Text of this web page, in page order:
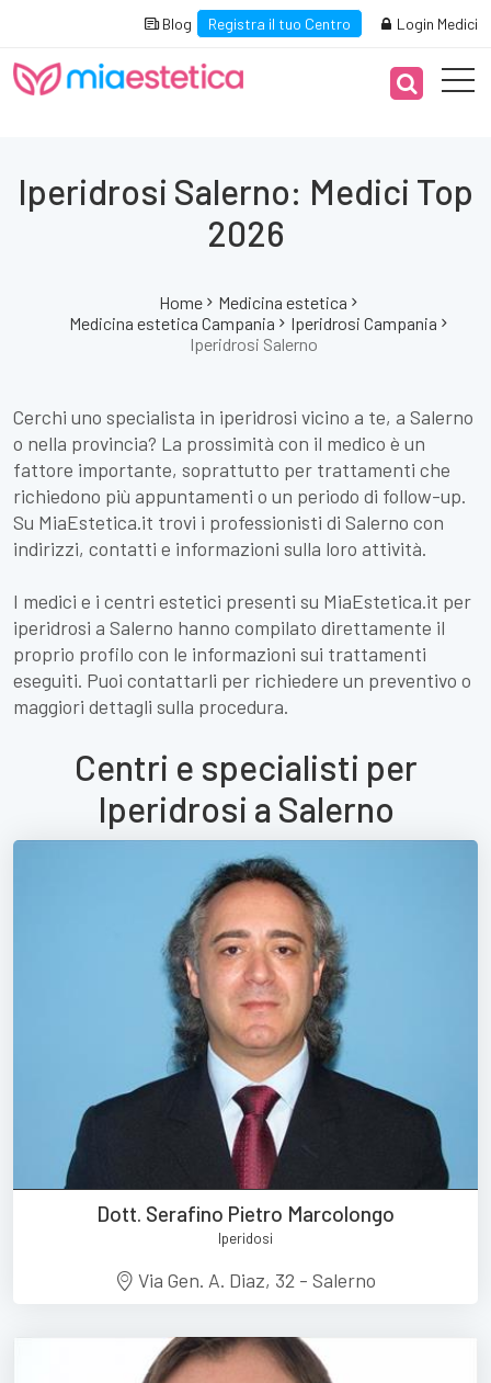
Blog Registra il tuo Centro Login Medici
Iperidrosi Salerno: Medici Top
2026
Home
Medicina estetica
Medicina estetica Campania
Iperidrosi Campania
Iperidrosi Salerno
Cerchi uno specialista in iperidrosi vicino a te, a Salerno
o nella provincia? La prossimità con il medico è un
fattore importante, soprattutto per trattamenti che
richiedono più appuntamenti o un periodo di follow-up.
Su MiaEstetica.it trovi i professionisti di Salerno con
indirizzi, contatti e informazioni sulla loro attività.
I medici e i centri estetici presenti su MiaEstetica.it per
iperidrosi a Salerno hanno compilato direttamente il
proprio profilo con le informazioni sui trattamenti
eseguiti. Puoi contattarli per richiedere un preventivo o
maggiori dettagli sulla procedura.
Centri e specialisti per
Iperidrosi a Salerno
Dott. Serafino Pietro Marcolongo
Iperidosi
Via Gen. A. Diaz, 32 - Salerno